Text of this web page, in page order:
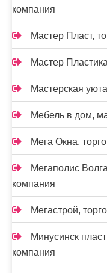
компания
Мастер Пласт,
Мастер
Мастерская
Мебель в дом,
Мега Окна,
Мегаполис
компания
Мегастрой,
Минусинск
компания